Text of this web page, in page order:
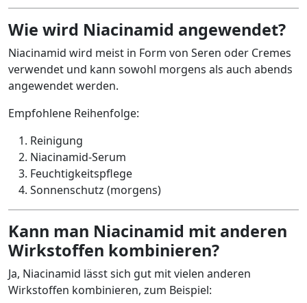
Wie wird Niacinamid angewendet?
Niacinamid wird meist in Form von Seren oder Cremes
verwendet und kann sowohl morgens als auch abends
angewendet werden.
Empfohlene Reihenfolge:
Reinigung
Niacinamid-Serum
Feuchtigkeitspflege
Sonnenschutz (morgens)
Kann man Niacinamid mit anderen
Wirkstoffen kombinieren?
Ja, Niacinamid lässt sich gut mit vielen anderen
Wirkstoffen kombinieren, zum Beispiel: